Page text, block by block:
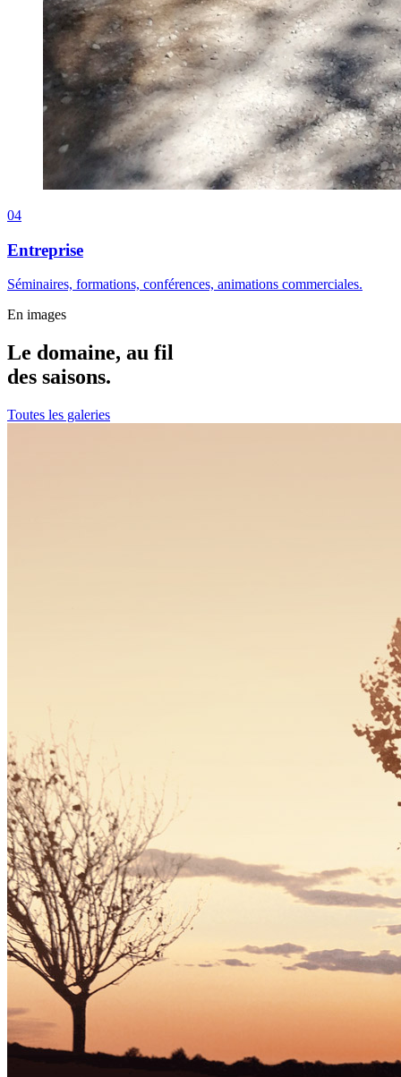
04
Entreprise
Séminaires, formations, conférences, animations commerciales.
En images
Le domaine, au fil
des saisons.
Toutes les galeries